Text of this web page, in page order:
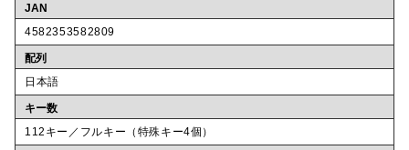
JAN
4582353582809
配列
日本語
キー数
112キー／フルキー（特殊キー4個）